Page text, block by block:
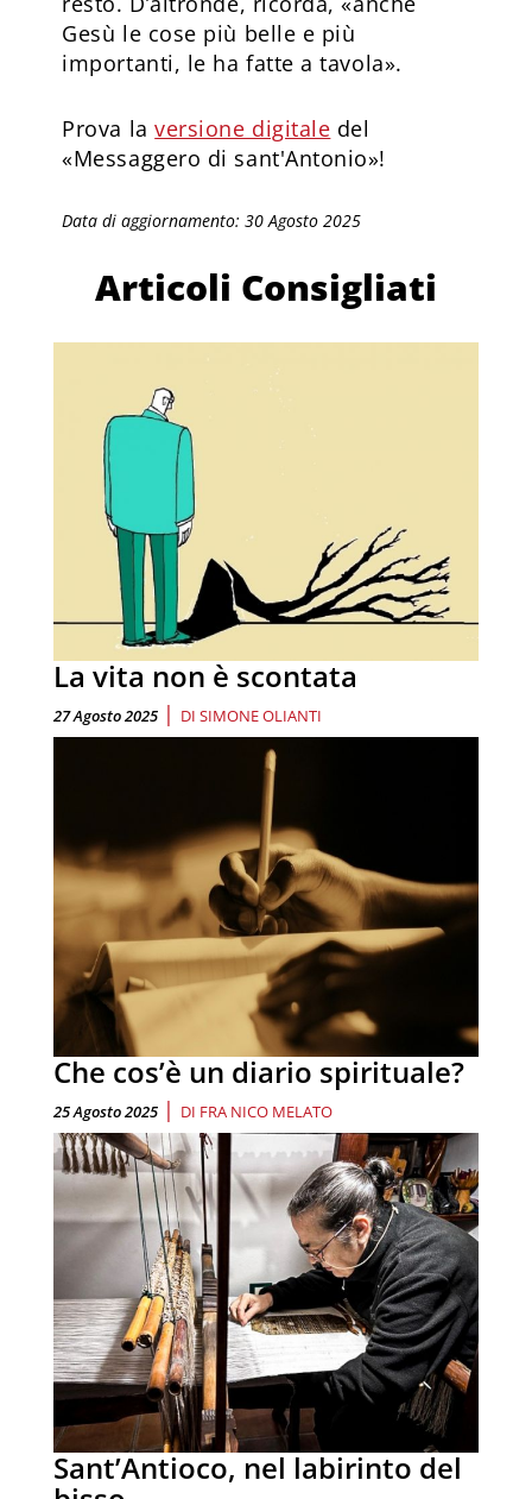
Gesù le cose più belle e più
importanti, le ha fatte a tavola».
Prova laversione digitale del
«Messaggero di sant'Antonio»!
Data di aggiornamento: 30 Agosto 2025
Articoli Consigliati
La vita non è scontata
27 Agosto 2025 | DI SIMONE OLIANTI
Che cos’è un diario spirituale?
25 Agosto 2025 | DI FRA NICO MELATO
Sant’Antioco, nel labirinto del